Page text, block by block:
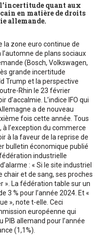
quant aux
en matière de droits
allemande.
la zone euro continue de
l’automne de plans sociaux
(Bosch, Volkswagen,
grande incertitude
Trump et la perspective
Rhin le 23 février
L’indice IFO qui
a de nouveau
fois cette année. Tous
l’exception du commerce
à la faveur de la reprise de
bulletin économique publié
industrielle
: « Si le site industriel
et de sang, ses proches
». La fédération table sur un
3 % pour l’année 2024. Et «
», note t-elle. Ceci
européenne qui
PIB allemand pour l’année
(1,1%).